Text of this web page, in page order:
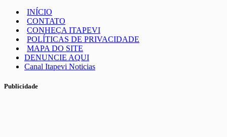
INÍCIO
CONTATO
CONHEÇA ITAPEVI
POLÍTICAS DE PRIVACIDADE
MAPA DO SITE
DENUNCIE AQUI
Canal Itapevi Noticias
Publicidade